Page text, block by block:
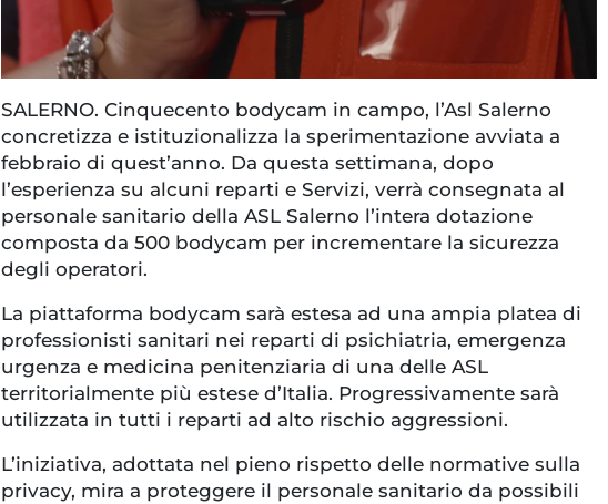
SALERNO. Cinquecento bodycam in campo, l’Asl Salerno
concretizza e istituzionalizza la sperimentazione avviata a
febbraio di quest’anno. Da questa settimana, dopo
l’esperienza su alcuni reparti e Servizi, verrà consegnata al
personale sanitario della ASL Salerno l’intera dotazione
composta da 500 bodycam per incrementare la sicurezza
degli operatori.
La piattaforma bodycam sarà estesa ad una ampia platea di
professionisti sanitari nei reparti di psichiatria, emergenza
urgenza e medicina penitenziaria di una delle ASL
territorialmente più estese d’Italia. Progressivamente sarà
utilizzata in tutti i reparti ad alto rischio aggressioni.
L’iniziativa, adottata nel pieno rispetto delle normative sulla
privacy, mira a proteggere il personale sanitario da possibili